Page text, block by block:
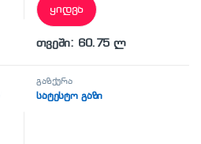
ყიდვა
თვეში: 60.75 ლ
გაზქურა
სატესტო გაზი